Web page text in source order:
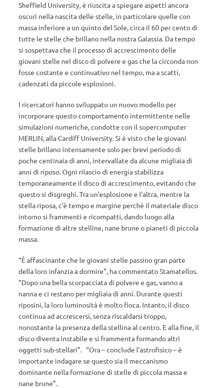
Sheffield University, è riuscita a spiegare aspetti ancora
oscuri nella nascita delle stelle, in particolare quelle con
massa inferiore a un quinto del Sole, circa il 60 per cento di
tutte le stelle che brillano nella nostra Galassia. Da tempo
si sospettava che il processo di accrescimento delle
giovani stelle nel disco di polvere e gas che la circonda non
fosse costante e continuativo nel tempo, ma a scatti,
cadenzati da piccole esplosioni.
I ricercatori hanno sviluppato un nuovo modello per
incorporare questo comportamento intermittente nelle
simulazioni numeriche, condotte con il supercomputer
MERLIN, alla Cardiff University. Si è visto che le giovani
stelle brillano intensamente solo per brevi periodo di
poche centinaia di anni, intervallate da alcune migliaia di
anni di riposo. Ogni rilascio di energia stabilizza
temporaneamente il disco di accrescimento, evitando che
questo si disgreghi. Tra un’esplosione e l’altra, mentre la
stella riposa, c’è tempo e margine perché il materiale disco
intorno si frammenti e ricompatti, dando luogo alla
formazione di altre stelline, nane brune o pianeti di piccola
massa.
“È affascinante che le giovani stelle passino gran parte
della loro infanzia a dormire”, ha commentato Stamatellos.
“Dopo una bella scorpacciata di polvere e gas, vanno a
nanna e ci restano per migliaia di anni. Durante questi
riposini, la loro luminosità è molto fioca. Intanto, il disco
continua ad accrescersi, senza riscaldarsi troppo,
nonostante la presenza della stellina al centro. E alla fine, il
disco diventa instabile e si frammenta formando altri
oggetti sub-stellari”. “Ora – conclude l’astrofisico – è
importante indagare se questo sia il meccanismo
dominante nella formazione di stelle di piccola massa e
nane brune”.